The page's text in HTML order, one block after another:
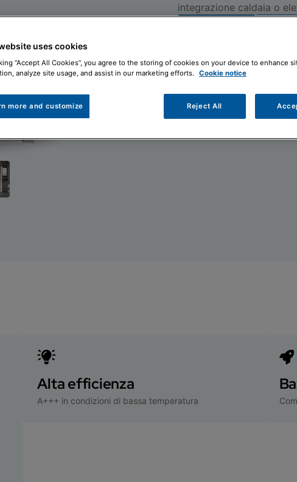
integrazione caldaia o
Alta efficienza
A+++ in condizioni di bassa temperatura
uses cookies
“Accept All Cookies”, you agree to the storing of cookies on your device to enhance
analyze site usage, and assist in our marketing efforts. Cookie notice
more and customize Reject All